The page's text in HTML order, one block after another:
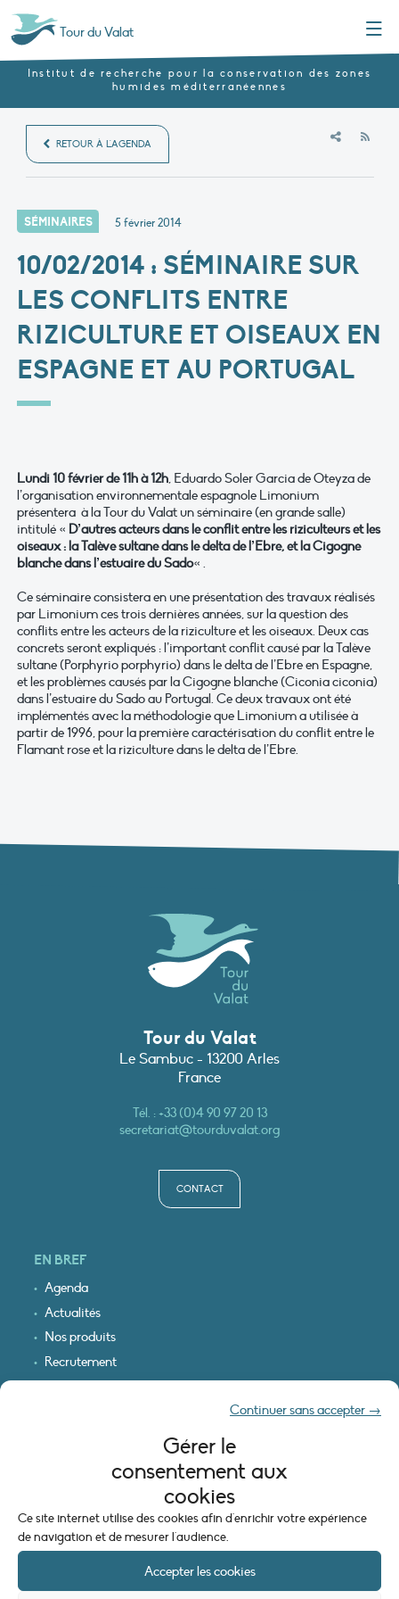
Gérer le
consentement aux
cookies
Ce site internet utilise des cookies afin d'enrichir votre expérience
de navigation et de mesurer l'audience.
Accepter les cookies
Continuer sans accepter →
Tour du Valat
Institut de recherche pour la conservation des zones
humides méditerranéennes
RETOUR À L'AGENDA
SÉMINAIRES 5 février 2014
10/02/2014 : SÉMINAIRE SUR
LES CONFLITS ENTRE
RIZICULTURE ET OISEAUX EN
ESPAGNE ET AU PORTUGAL
Lundi 10 février de 11h à 12h, Eduardo Soler Garcia de Oteyza de
l’organisation environnementale espagnole Limonium
présentera à la Tour du Valat un séminaire (en grande salle)
intitulé « D’autres acteurs dans le conflit entre les riziculteurs et les
oiseaux : la Talève sultane dans le delta de l’Ebre, et la Cigogne
blanche dans l’estuaire du Sado« .
Ce séminaire consistera en une présentation des travaux réalisés
par Limonium ces trois dernières années, sur la question des
conflits entre les acteurs de la riziculture et les oiseaux. Deux cas
concrets seront expliqués : l’important conflit causé par la Talève
sultane (Porphyrio porphyrio) dans le delta de l’Ebre en Espagne,
et les problèmes causés par la Cigogne blanche (Ciconia ciconia)
dans l’estuaire du Sado au Portugal. Ce deux travaux ont été
implémentés avec la méthodologie que Limonium a utilisée à
partir de 1996, pour la première caractérisation du conflit entre le
Flamant rose et la riziculture dans le delta de l’Ebre.
Tour du Valat
Le Sambuc - 13200 Arles
France
Tél. :+33 (0)4 90 97 20 13
secretariat@tourduvalat.org
CONTACT
EN BREF
Agenda
Actualités
Nos produits
Recrutement
INFORMATIONS LÉGALES
Mentions légales
Politique de cookies (UE)